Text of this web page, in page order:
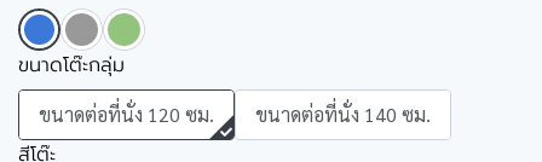
ขนาดโต๊ะกลุ่ม
ขนาดต่อที่นั่ง 120 ซม. ขนาดต่อที่นั่ง 140 ซม.
สีโต๊ะ